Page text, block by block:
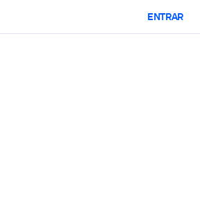
ENTRAR